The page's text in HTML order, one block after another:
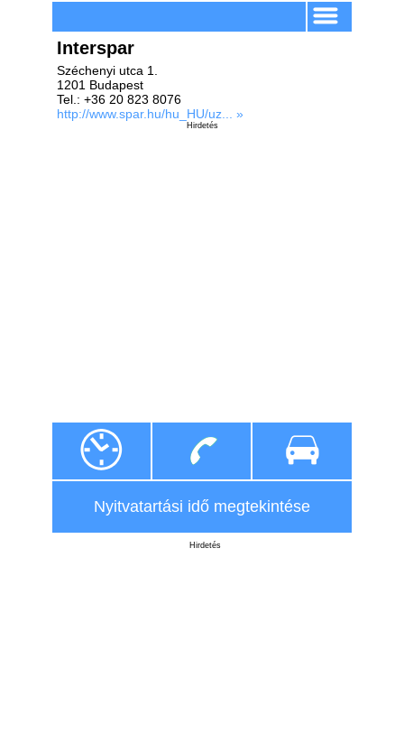
Interspar
Széchenyi utca 1.
1201 Budapest
Tel.: +36 20 823 8076
http://www.spar.hu/hu_HU/uz... »
Hirdetés
Nyitvatartási idő megtekintése
Hirdetés